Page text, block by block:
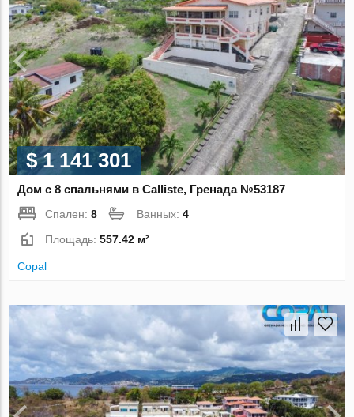
$ 1 141 301
Дом с 8 спальнями в Calliste, Гренада №53187
Спален:8 Ванных:4
Площадь:557.42 м²
Copal